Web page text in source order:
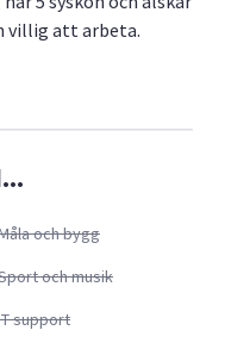
villig att arbeta.
och bygg
och musik
support